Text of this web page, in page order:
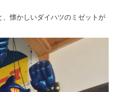
、懐かしいダイハツのミゼットが